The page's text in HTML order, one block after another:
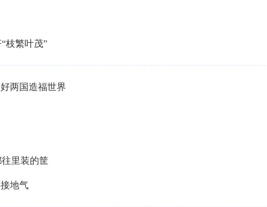
枝繁叶茂”
两国造福世界
里装的筐
地气